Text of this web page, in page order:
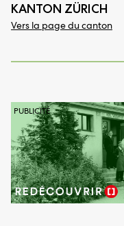
KANTON ZÜRICH
Vers la page du canton
PUBLICITÉ